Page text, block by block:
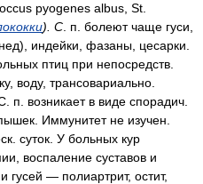
pyogenes albus, St.
). С . п. болеют чаще гуси,
индейки, фазаны, цесарки.
птиц при непосредств.
воду, трансовариально.
возникает в виде спорадич.
Иммунитет не изучен.
суток. У больных кур
воспаление суставов и
гусей — полиартрит, остит,